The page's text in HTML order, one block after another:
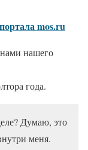
mos.ru
нашего
года.
Думаю, это
меня.